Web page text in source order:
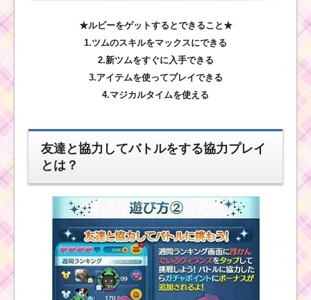
★ルビーをゲットするとできること★
1.ツムのスキルをマックスにできる
2.新ツムをすぐに入手できる
3.アイテムを使ってプレイできる
4.マジカルタイムを使える
友達と協力してバトルをする協力プレイ
とは？